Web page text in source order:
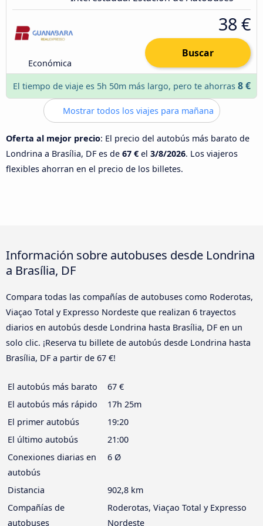
Económica
38 €
Buscar
El tiempo de viaje es 5h 50m más largo, pero te ahorras 8 €
Mostrar todos los viajes para mañana
Oferta al mejor precio: El precio del autobús más barato de
Londrina a Brasília, DF es de 67 € el 3/8/2026. Los viajeros
flexibles ahorran en el precio de los billetes.
Información sobre autobuses desde Londrina
a Brasília, DF
Compara todas las compañías de autobuses como Roderotas,
Viaçao Total y Expresso Nordeste que realizan 6 trayectos
diarios en autobús desde Londrina hasta Brasília, DF en un
solo clic. ¡Reserva tu billete de autobús desde Londrina hasta
Brasília, DF a partir de 67 €!
El autobús más barato
67 €
El autobús más rápido
17h 25m
El primer autobús
19:20
El último autobús
21:00
Conexiones diarias en
autobús
6 Ø
Distancia
902,8 km
Compañías de
autobuses
Roderotas, Viaçao Total y Expresso
Nordeste